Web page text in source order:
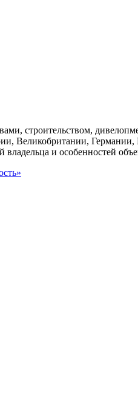
строительством,
Великобритании,
и особенностей